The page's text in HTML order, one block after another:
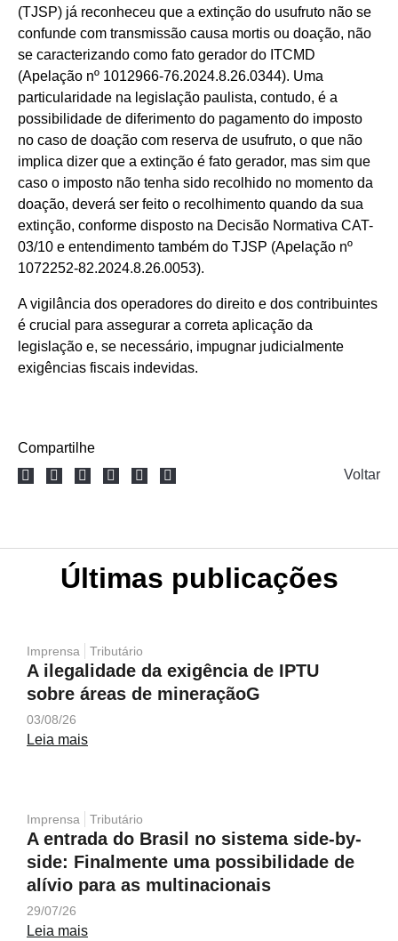
(TJSP) já reconheceu que a extinção do usufruto não se
confunde com transmissão causa mortis ou doação, não
se caracterizando como fato gerador do ITCMD
(Apelação nº 1012966-76.2024.8.26.0344). Uma
particularidade na legislação paulista, contudo, é a
possibilidade de diferimento do pagamento do imposto
no caso de doação com reserva de usufruto, o que não
implica dizer que a extinção é fato gerador, mas sim que
caso o imposto não tenha sido recolhido no momento da
doação, deverá ser feito o recolhimento quando da sua
extinção, conforme disposto na Decisão Normativa CAT-
03/10 e entendimento também do TJSP (Apelação nº
1072252-82.2024.8.26.0053).
A vigilância dos operadores do direito e dos contribuintes
é crucial para assegurar a correta aplicação da
legislação e, se necessário, impugnar judicialmente
exigências fiscais indevidas.
Compartilhe
Voltar
Últimas publicações
Imprensa Tributário
A ilegalidade da exigência de IPTU
sobre áreas de mineraçãoG
03/08/26
Leia mais
Imprensa Tributário
A entrada do Brasil no sistema side-by-
side: Finalmente uma possibilidade de
alívio para as multinacionais
29/07/26
Leia mais